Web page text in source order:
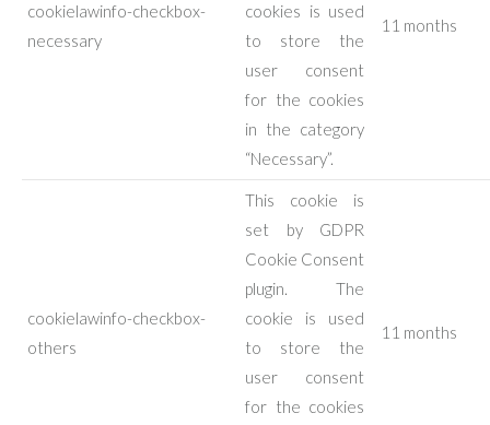
cookielawinfo-checkbox-
necessary
cookies is used
to store the
user consent
for the cookies
in the category
“Necessary”.
11 months
cookielawinfo-checkbox-
others
This cookie is
set by GDPR
Cookie Consent
plugin. The
cookie is used
to store the
user consent
for the cookies
11 months